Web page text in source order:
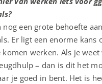
nog een grote behoefte
Er ligt een enorme kans
komen werken. Als je
– dan is dit het
je goed in bent. Het is